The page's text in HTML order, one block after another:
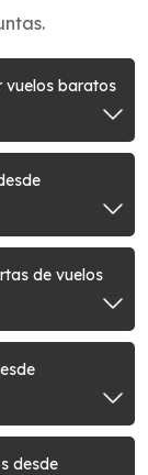
vuelos baratos
de vuelos